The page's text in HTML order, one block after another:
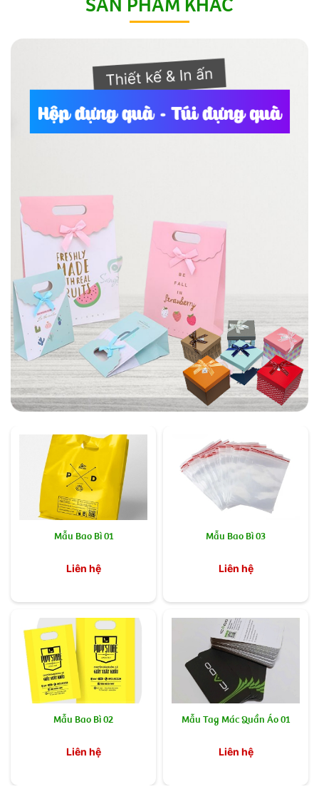
Mẫu Bao Bì 01
Liên hệ
Mẫu Bao Bì 02
Liên hệ
Mẫu Bao Bì 03
Liên hệ
Mẫu Tag Mác Quần Áo 01
Liên hệ